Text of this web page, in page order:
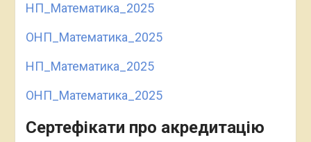
НП_Математика_2025
ОНП_Математика_2025
НП_Математика_2025
ОНП_Математика_2025
Сертефікати про акредитацію